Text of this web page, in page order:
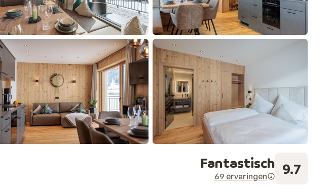
Fantastisch
69 ervaringen 9.7